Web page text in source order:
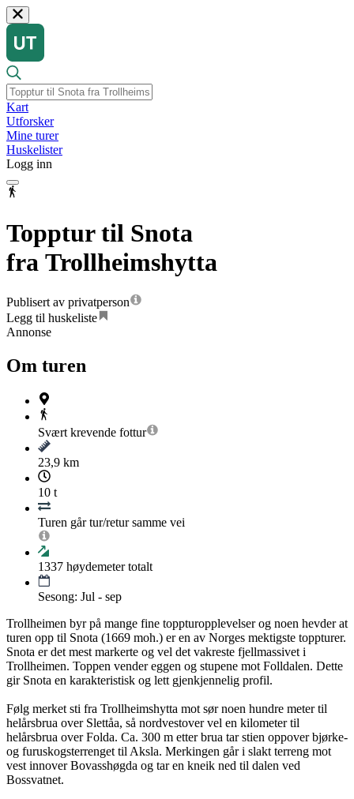
Kart
Utforsker
Mine turer
Huskelister
Logg inn
Topptur til Snota
fra Trollheimshytta
Publisert av privatperson
Legg til huskeliste
Annonse
Om turen
Svært krevende fottur
23,9 km
10 t
Turen går tur/retur samme vei
1337 høydemeter totalt
Sesong: Jul - sep
Trollheimen byr på mange fine toppturopplevelser og noen hevder at
turen opp til Snota (1669 moh.) er en av Norges mektigste toppturer.
Snota er det mest markerte og vel det vakreste fjellmassivet i
Trollheimen. Toppen vender eggen og stupene mot Folldalen. Dette
gir Snota en karakteristisk og lett gjenkjennelig profil.
Følg merket sti fra Trollheimshytta mot sør noen hundre meter til
helårsbrua over Slettåa, så nordvestover vel en kilometer til
helårsbrua over Folda. Ca. 300 m etter brua tar stien oppover bjørke-
og furuskogsterrenget til Aksla. Merkingen går i slakt terreng mot
vest innover Bovasshøgda og tar en kneik ned til dalen ved
Bossvatnet.